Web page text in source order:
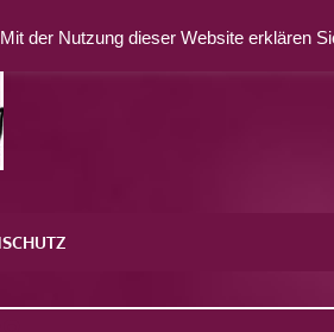
der Nutzung dieser Website erklären